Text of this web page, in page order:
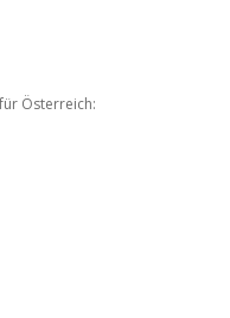
Österreich: